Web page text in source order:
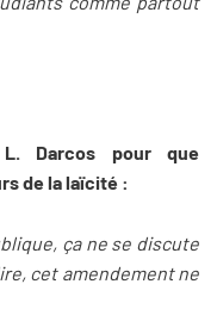
Darcos pour que
de la laïcité :
ça ne se discute
cet amendement ne